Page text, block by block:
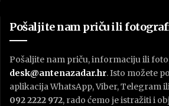
Pošaljite nam priču ili
Pošaljite nam priču, informaciju ili
desk@antenazadar.hr. Isto možete
aplikacija WhatsApp, Viber, Telegram
092 2222 972, rado ćemo je istražiti i